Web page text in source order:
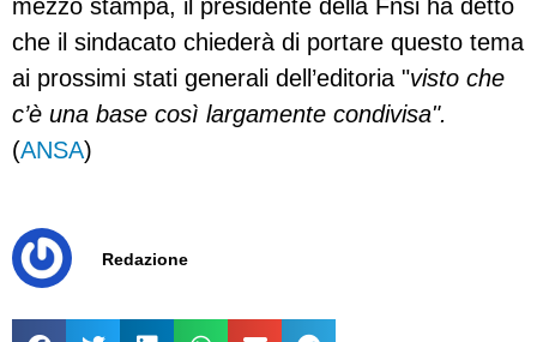
mezzo stampa, il presidente della Fnsi ha detto
che il sindacato chiederà di portare questo tema
ai prossimi stati generali dell’editoria "visto che
c’è una base così largamente condivisa".
(ANSA)
Redazione